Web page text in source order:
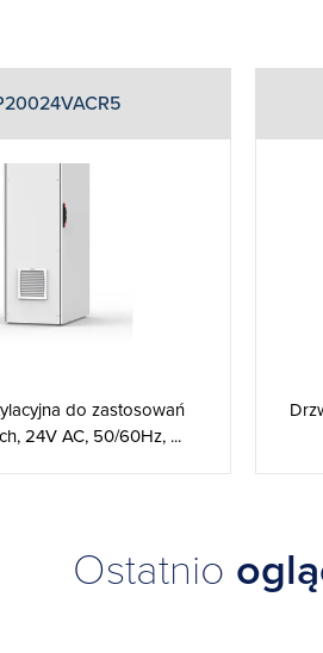
do zastosowań
24V AC, 50/60Hz, ...
Ostatnio